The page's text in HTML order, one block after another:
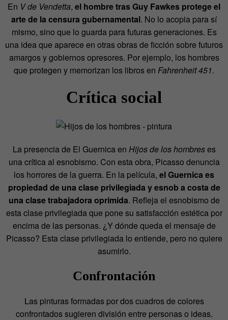
En V de Vendetta, el hombre tras Guy Fawkes protege el
arte de la censura gubernamental. No lo acopia para sí
mismo, sino que lo guarda para futuras generaciones. Es
una idea que aparece en otras obras de ficción sobre futuros
amargos y gobiernos opresores. Por ejemplo, los hombres
que protegen y memorizan los libros en Fahrenheit 451.
Crítica social
La presencia de El Guernica en Hijos de los hombreses
una crítica al esnobismo. Con esta obra, Picasso denuncia
los horrores de la guerra. En la película, el Guernica es
propiedad de una clase privilegiada y esnob a costa de
una clase trabajadora oprimida. Refleja el esnobismo de
esta clase privilegiada que pone su satisfacción estética por
encima de las personas. ¿Y dónde queda el mensaje de
Picasso? Esta clase privilegiada lo entiende, pero no quiere
asumirlo.
Confrontación
Las pinturas formadas por dos cuadros de colores
confrontados sugieren división entre personas o ideas.